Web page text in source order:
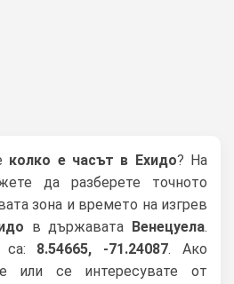
колко е часът в Ехидо? На
да разберете точното
зона и времето на изгрев
в държавата Венецуела.
са: 8.54665, -71.24087. Ако
или се интересувате от